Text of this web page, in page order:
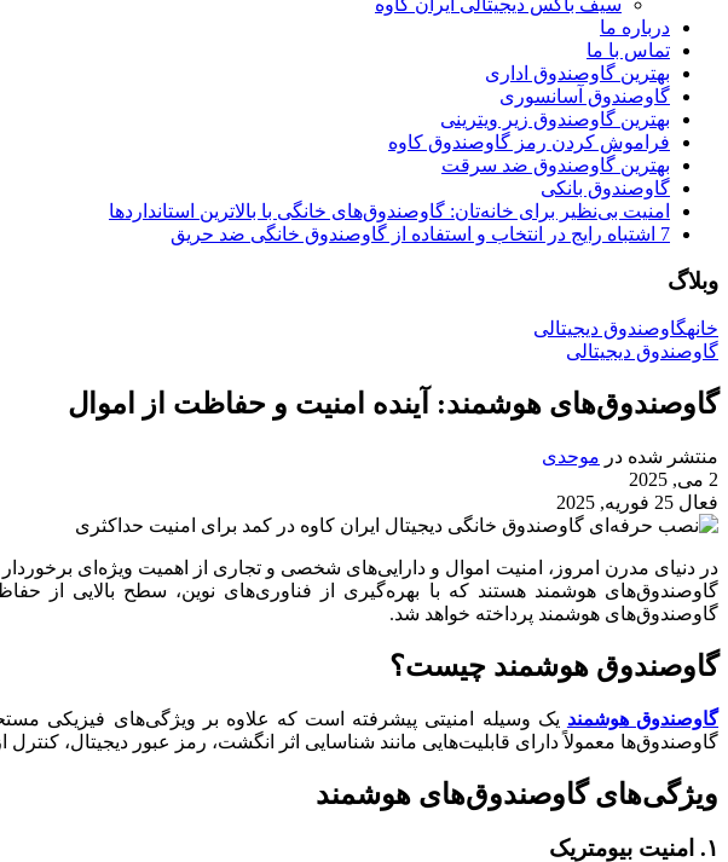
سیف باکس دیجیتالی ایران کاوه
درباره ما
تماس با ما
بهترین گاوصندوق اداری
گاوصندوق آسانسوری
بهترین گاوصندوق زیر ویترینی
فراموش کردن رمز گاوصندوق کاوه
بهترین گاوصندوق ضد سرقت
گاوصندوق بانکی
امنیت بی‌نظیر برای خانه‌تان: گاوصندوق‌های خانگی با بالاترین استانداردها
7 اشتباه رایج در انتخاب و استفاده از گاوصندوق خانگی ضد حریق
وبلاگ
خانهگاوصندوق دیجیتالی
گاوصندوق دیجیتالی
گاوصندوق‌های هوشمند: آینده امنیت و حفاظت از اموال
منتشر شده در موحدی
2 می, 2025
فعال 25 فوریه, 2025
در دنیای مدرن امروز، امنیت اموال و دارایی‌های شخصی و تجاری از اهمیت ویژه‌ای
گاوصندوق‌های هوشمند هستند که با بهره‌گیری از فناوری‌های نوین، سطح بالایی از
گاوصندوق‌های هوشمند پرداخته خواهد شد.
گاوصندوق هوشمند چیست؟
گاوصندوق هوشمند
گاوصندوق‌ها معمولاً دارای قابلیت‌هایی مانند شناسایی اثر انگشت، رمز عبور دیجیتال،
ویژگی‌های گاوصندوق‌های هوشمند
۱. امنیت بیومتریک